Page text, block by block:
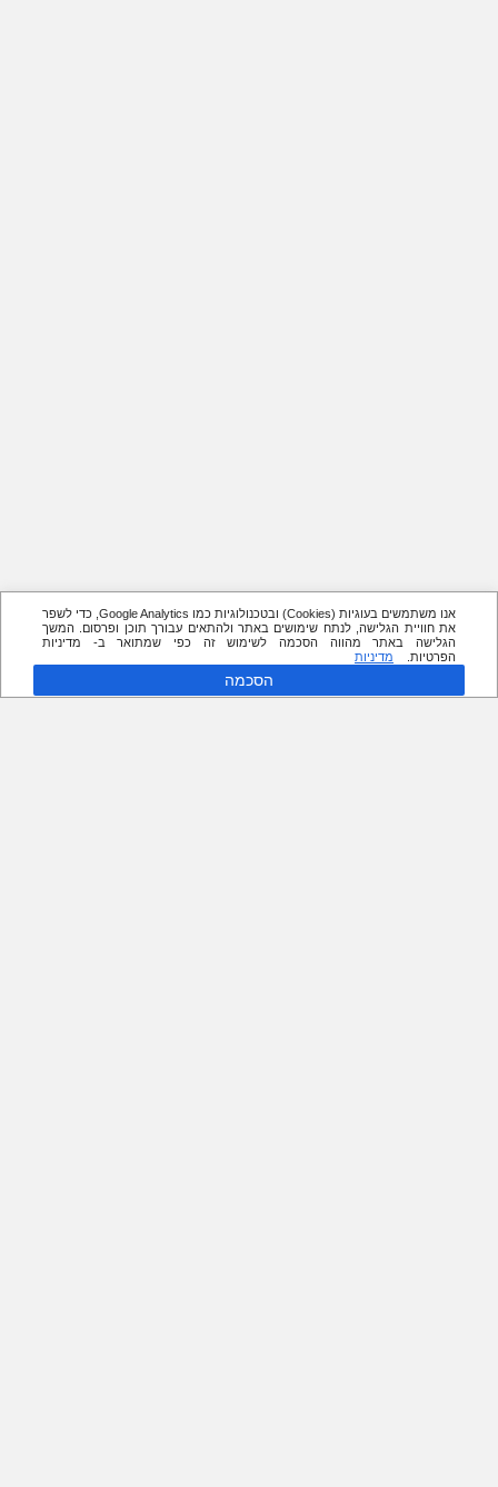
אנו משתמשים בעוגיות (Cookies) ובטכנולוגיות כמו Google Analytics, כדי לשפר
את חוויית הגלישה, לנתח שימושים באתר ולהתאים עבורך תוכן ופרסום. המשך
הגלישה באתר מהווה הסכמה לשימוש זה כפי שמתואר ב- מדיניות
הפרטיות.
מדיניות
הסכמה